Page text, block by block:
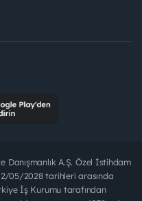
Danışmanlık A.Ş. Özel İstihdam
05/2028 tarihleri arasında
İş Kurumu tarafından